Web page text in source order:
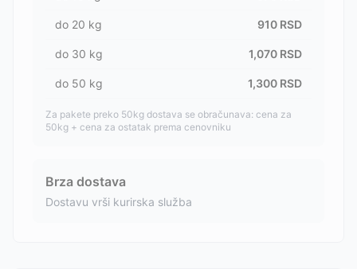
do 20 kg 910 RSD
do 30 kg 1,070 RSD
do 50 kg 1,300 RSD
Za pakete preko 50kg dostava se obračunava: cena za
50kg + cena za ostatak prema cenovniku
Brza dostava
Dostavu vrši kurirska služba